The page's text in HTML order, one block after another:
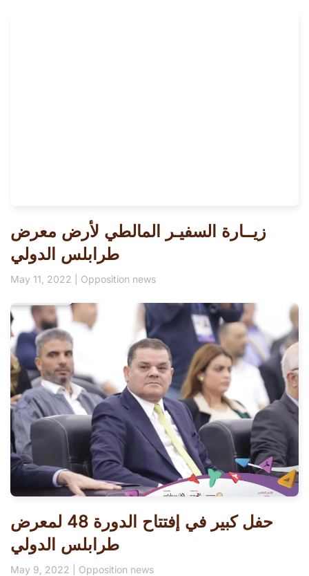
زيــارة السفيـر المالطي لأرض معرض
طرابلس الدولي
May 11, 2022 Opposition news
حفل كبير في إفتتاح الدورة 48 لمعرض
طرابلس الدولي
May 9, 2022 Opposition news